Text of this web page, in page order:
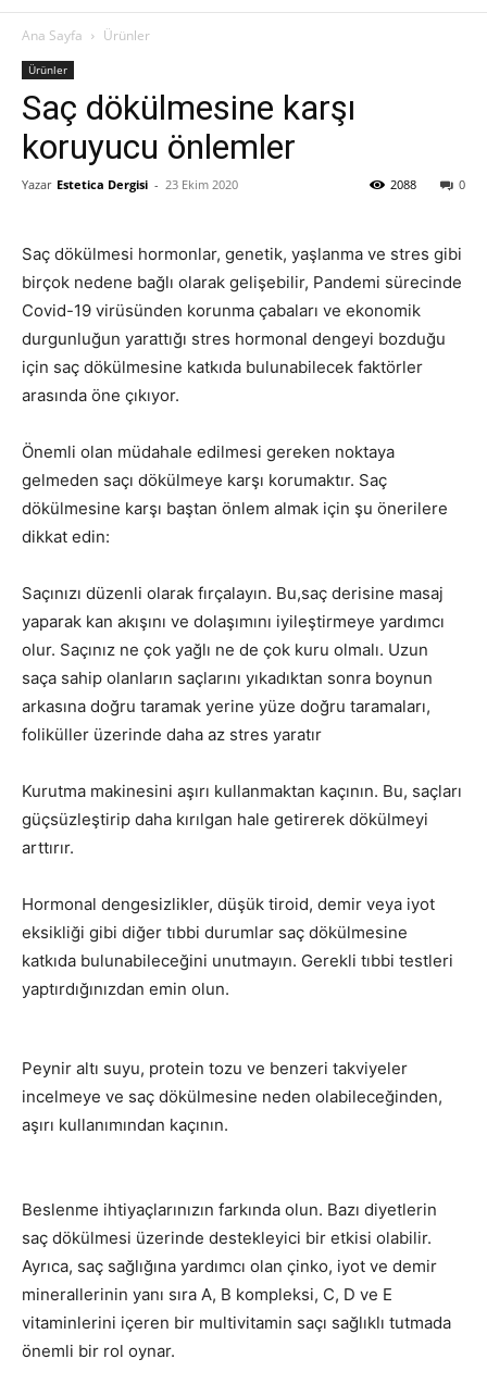
Ana Sayfa Ürünler
Ürünler
Saç dökülmesine karşı
koruyucu önlemler
Yazar Estetica Dergisi - 23 Ekim 2020 0
2088
Saç dökülmesi hormonlar, genetik, yaşlanma ve stres gibi
birçok nedene bağlı olarak gelişebilir, Pandemi sürecinde
Covid-19 virüsünden korunma çabaları ve ekonomik
durgunluğun yarattığı stres hormonal dengeyi bozduğu
için saç dökülmesine katkıda bulunabilecek faktörler
arasında öne çıkıyor.
Önemli olan müdahale edilmesi gereken noktaya
gelmeden saçı dökülmeye karşı korumaktır. Saç
dökülmesine karşı baştan önlem almak için şu önerilere
dikkat edin:
Saçınızı düzenli olarak fırçalayın. Bu,saç derisine masaj
yaparak kan akışını ve dolaşımını iyileştirmeye yardımcı
olur. Saçınız ne çok yağlı ne de çok kuru olmalı. Uzun
saça sahip olanların saçlarını yıkadıktan sonra boynun
arkasına doğru taramak yerine yüze doğru taramaları,
foliküller üzerinde daha az stres yaratır
Kurutma makinesini aşırı kullanmaktan kaçının. Bu, saçları
güçsüzleştirip daha kırılgan hale getirerek dökülmeyi
arttırır.
Hormonal dengesizlikler, düşük tiroid, demir veya iyot
eksikliği gibi diğer tıbbi durumlar saç dökülmesine
katkıda bulunabileceğini unutmayın. Gerekli tıbbi testleri
yaptırdığınızdan emin olun.
Peynir altı suyu, protein tozu ve benzeri takviyeler
incelmeye ve saç dökülmesine neden olabileceğinden,
aşırı kullanımından kaçının.
Beslenme ihtiyaçlarınızın farkında olun. Bazı diyetlerin
saç dökülmesi üzerinde destekleyici bir etkisi olabilir.
Ayrıca, saç sağlığına yardımcı olan çinko, iyot ve demir
minerallerinin yanı sıra A, B kompleksi, C, D ve E
vitaminlerini içeren bir multivitamin saçı sağlıklı tutmada
önemli bir rol oynar.